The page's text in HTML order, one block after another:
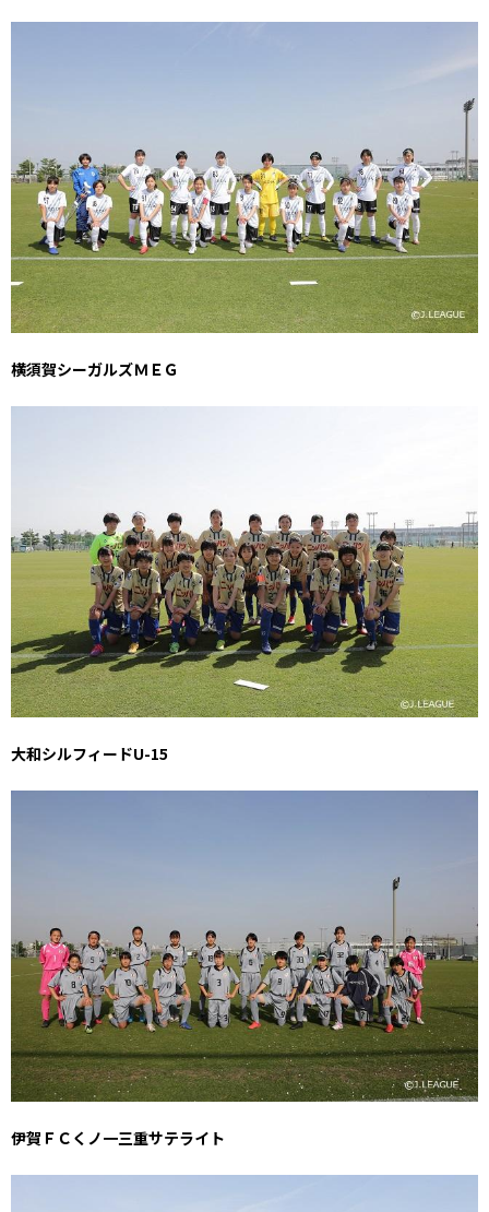
横須賀シーガルズＭＥＧ
大和シルフィードU-15
伊賀ＦＣくノ一三重サテライト